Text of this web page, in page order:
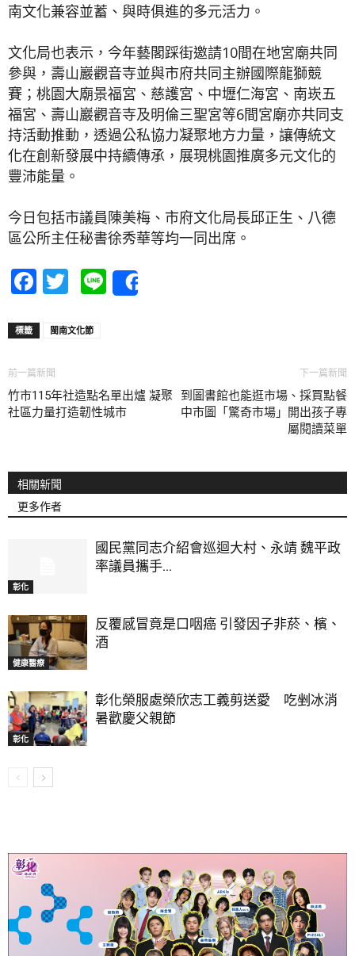
南文化兼容並蓄、與時俱進的多元活力。
文化局也表示，今年藝閣踩街邀請10間在地宮廟共同
參與，壽山巖觀音寺並與市府共同主辦國際龍獅競
賽；桃園大廟景福宮、慈護宮、中壢仁海宮、南崁五
福宮、壽山巖觀音寺及明倫三聖宮等6間宮廟亦共同支
持活動推動，透過公私協力凝聚地方力量，讓傳統文
化在創新發展中持續傳承，展現桃園推廣多元文化的
豐沛能量。
今日包括市議員陳美梅、市府文化局長邱正生、八德
區公所主任秘書徐秀華等均一同出席。
Facebook
Twitter
Line
標籤 閩南文化節
前一篇新聞
竹市115年社造點名單出爐 凝聚
社區力量打造韌性城市
下一篇新聞
到圖書館也能逛市場、採買點餐
中市圖「驚奇市場」開出孩子專
屬閱讀菜單
相關新聞
更多作者
彰化
國民黨同志介紹會巡迴大村、永靖 魏平政
率議員攜手...
健康醫療
反覆感冒竟是口咽癌 引發因子非菸、檳、
酒
彰化
彰化榮服處榮欣志工義剪送愛 吃剉冰消
暑歡慶父親節